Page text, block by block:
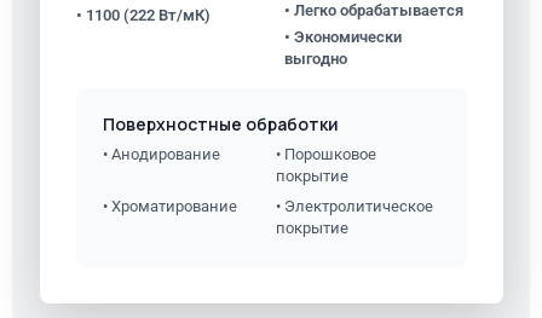
• 1100 (222 Вт/мК)
• Легко обрабатывается
• Экономически
выгодно
Поверхностные обработки
• Анодирование
• Порошковое
покрытие
• Хроматирование
• Электролитическое
покрытие